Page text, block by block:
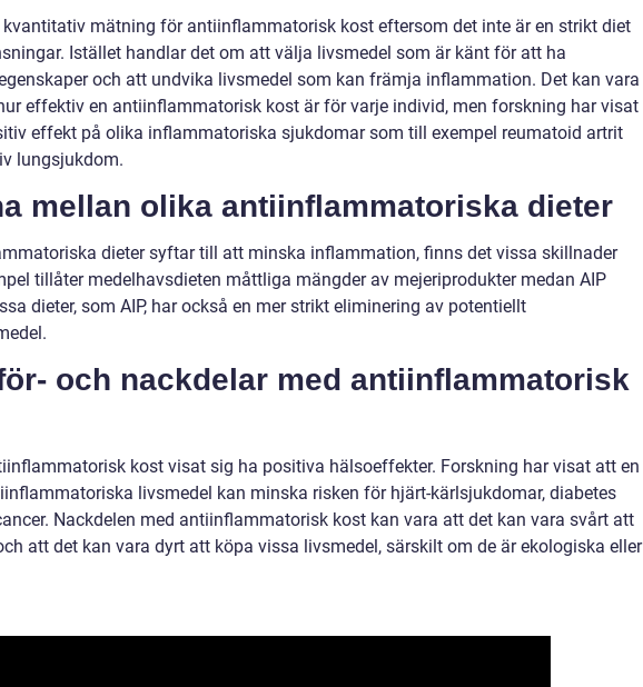
kvantitativ mätning för antiinflammatorisk kost eftersom det inte är en strikt diet
Istället handlar det om att välja livsmedel som är känt för att ha
och att undvika livsmedel som kan främja inflammation. Det kan vara
effektiv en antiinflammatorisk kost är för varje individ, men forskning har visat
effekt på olika inflammatoriska sjukdomar som till exempel reumatoid artrit
lungsjukdom.
mellan olika antiinflammatoriska dieter
dieter syftar till att minska inflammation, finns det vissa skillnader
tillåter medelhavsdieten måttliga mängder av mejeriprodukter medan AIP
dieter, som AIP, har också en mer strikt eliminering av potentiellt
och nackdelar med antiinflammatorisk
kost visat sig ha positiva hälsoeffekter. Forskning har visat att en
livsmedel kan minska risken för hjärt-kärlsjukdomar, diabetes
Nackdelen med antiinflammatorisk kost kan vara att det kan vara svårt att
att det kan vara dyrt att köpa vissa livsmedel, särskilt om de är ekologiska eller